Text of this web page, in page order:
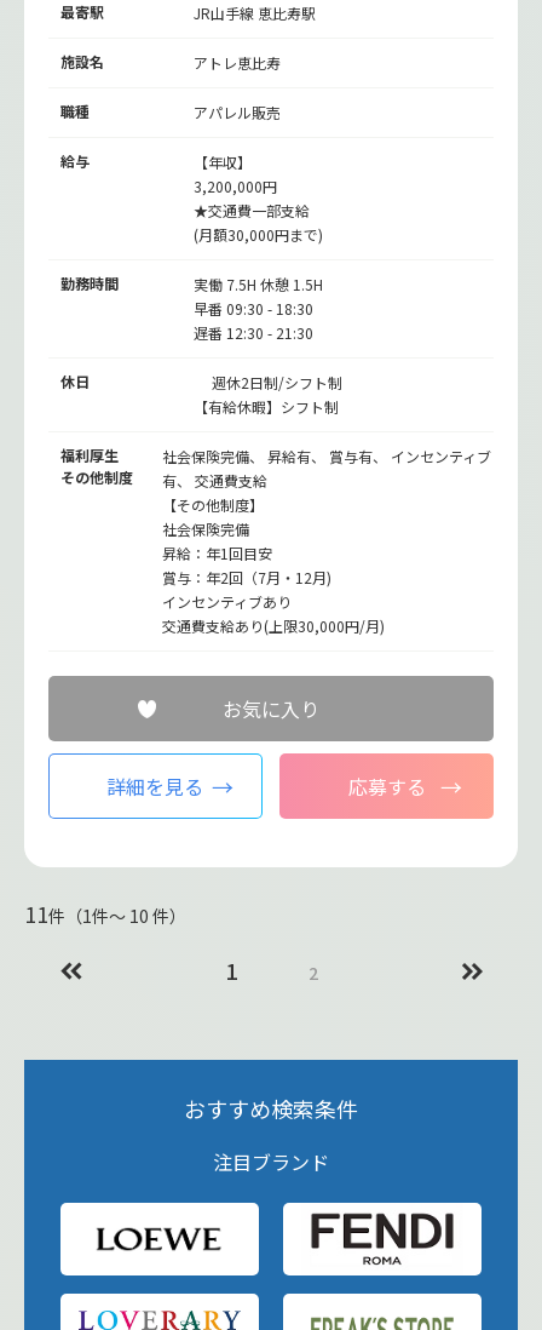
最寄駅 JR山手線 恵比寿駅
施設名 アトレ恵比寿
職種 アパレル販売
給与
【年収】
3,200,000円
★交通費一部支給
(月額30,000円まで)
勤務時間
実働 7.5H 休憩 1.5H
早番 09:30 - 18:30
遅番 12:30 - 21:30
休日
週休2日制/シフト制
【有給休暇】シフト制
福利厚生
その他制度
社会保険完備、 昇給有、 賞与有、 インセンティブ
有、 交通費支給
【その他制度】
社会保険完備
昇給：年1回目安
賞与：年2回（7月・12月)
インセンティブあり
交通費支給あり(上限30,000円/月)
お気に入り
詳細を見る 応募する
11件（1件〜 10 件）
1 2
おすすめ検索条件
注目ブランド